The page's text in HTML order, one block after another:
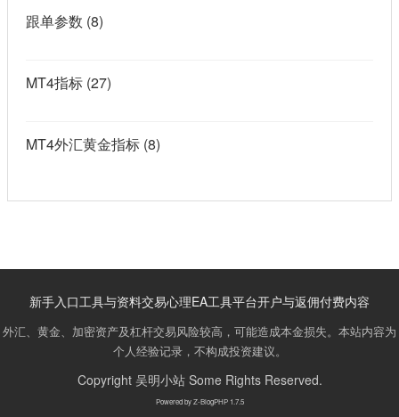
跟单参数 (8)
MT4指标 (27)
MT4外汇黄金指标 (8)
新手入口工具与资料交易心理EA工具平台开户与返佣付费内容
外汇、黄金、加密资产及杠杆交易风险较高，可能造成本金损失。本站内容为
个人经验记录，不构成投资建议。
Copyright 吴明小站Some Rights Reserved.
Powered byZ-BlogPHP 1.7.5